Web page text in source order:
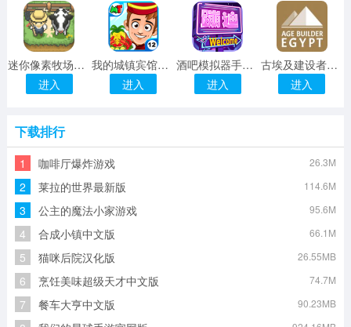
迷你像素牧场最新版
进入
我的城镇宾馆游戏
进入
酒吧模拟器手机版
进入
古埃及建设者官方版
进入
下载排行
1 咖啡厅爆炸游戏 26.3M
2 莱拉的世界最新版 114.6M
3 公主的魔法小家游戏 95.6M
4 合成小镇中文版 66.1M
5 猫咪后院汉化版 26.55MB
6 烹饪美味超级天才中文版 74.7M
7 餐车大亨中文版 90.23MB